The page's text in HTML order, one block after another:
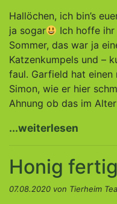
Hallöchen, ich bin’s
ja sogar
Ich hoffe
Sommer, das war ja
Katzenkumpels und –
faul. Garfield hat einen
Simon, wie er hier
Ahnung ob das im
...weiterlesen
Honig
07.08.2020 von Tierheim